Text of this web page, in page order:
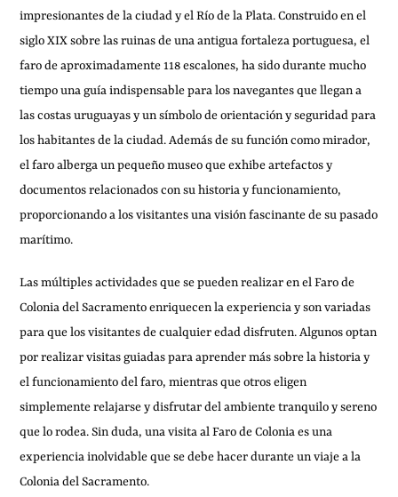
impresionantes de la ciudad y el Río de la Plata. Construido en el
siglo XIX sobre las ruinas de una antigua fortaleza portuguesa, el
faro de aproximadamente 118 escalones, ha sido durante mucho
tiempo una guía indispensable para los navegantes que llegan a
las costas uruguayas y un símbolo de orientación y seguridad para
los habitantes de la ciudad. Además de su función como mirador,
el faro alberga un pequeño museo que exhibe artefactos y
documentos relacionados con su historia y funcionamiento,
proporcionando a los visitantes una visión fascinante de su pasado
marítimo.
Las múltiples actividades que se pueden realizar en el Faro de
Colonia del Sacramento enriquecen la experiencia y son variadas
para que los visitantes de cualquier edad disfruten. Algunos optan
por realizar visitas guiadas para aprender más sobre la historia y
el funcionamiento del faro, mientras que otros eligen
simplemente relajarse y disfrutar del ambiente tranquilo y sereno
que lo rodea. Sin duda, una visita al Faro de Colonia es una
experiencia inolvidable que se debe hacer durante un viaje a la
Colonia del Sacramento.